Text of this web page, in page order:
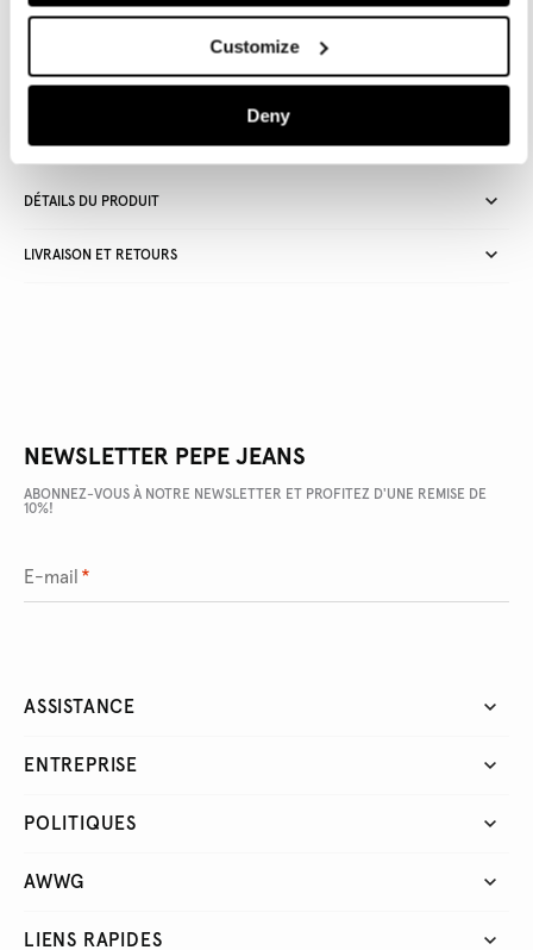
Customize
Deny
Livraison en 3-4 jours ouvrables Livraison gratuite et délai de retours
DÉTAILS DU PRODUIT
LIVRAISON ET RETOURS
NEWSLETTER PEPE JEANS
ABONNEZ-VOUS À NOTRE NEWSLETTER ET PROFITEZ D'UNE REMISE DE
10%!
E-mail *
ASSISTANCE
ENTREPRISE
POLITIQUES
AWWG
LIENS RAPIDES